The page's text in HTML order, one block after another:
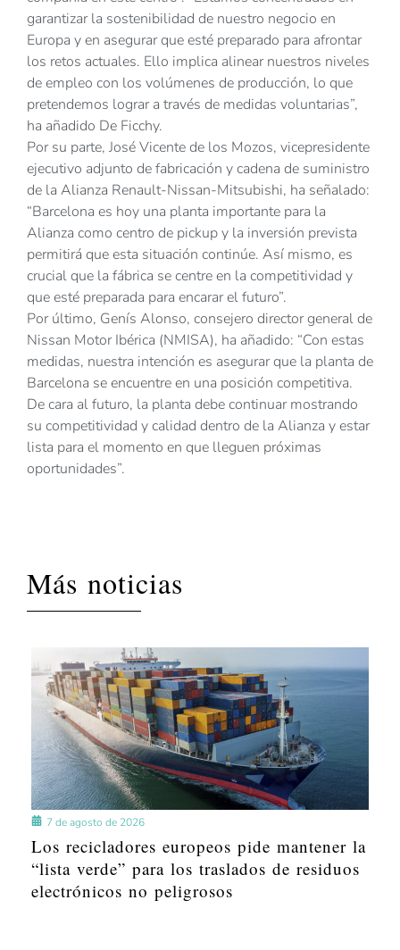
garantizar la sostenibilidad de nuestro negocio en
Europa y en asegurar que esté preparado para afrontar
los retos actuales. Ello implica alinear nuestros niveles
de empleo con los volúmenes de producción, lo que
pretendemos lograr a través de medidas voluntarias”,
ha añadido De Ficchy.
Por su parte, José Vicente de los Mozos, vicepresidente
ejecutivo adjunto de fabricación y cadena de suministro
de la Alianza Renault-Nissan-Mitsubishi, ha señalado:
“Barcelona es hoy una planta importante para la
Alianza como centro de pickup y la inversión prevista
permitirá que esta situación continúe. Así mismo, es
crucial que la fábrica se centre en la competitividad y
que esté preparada para encarar el futuro”.
Por último, Genís Alonso, consejero director general de
Nissan Motor Ibérica (NMISA), ha añadido: “Con estas
medidas, nuestra intención es asegurar que la planta de
Barcelona se encuentre en una posición competitiva.
De cara al futuro, la planta debe continuar mostrando
su competitividad y calidad dentro de la Alianza y estar
lista para el momento en que lleguen próximas
oportunidades”.
Más noticias
7 de agosto de 2026
Los recicladores europeos pide mantener la
“lista verde” para los traslados de residuos
electrónicos no peligrosos